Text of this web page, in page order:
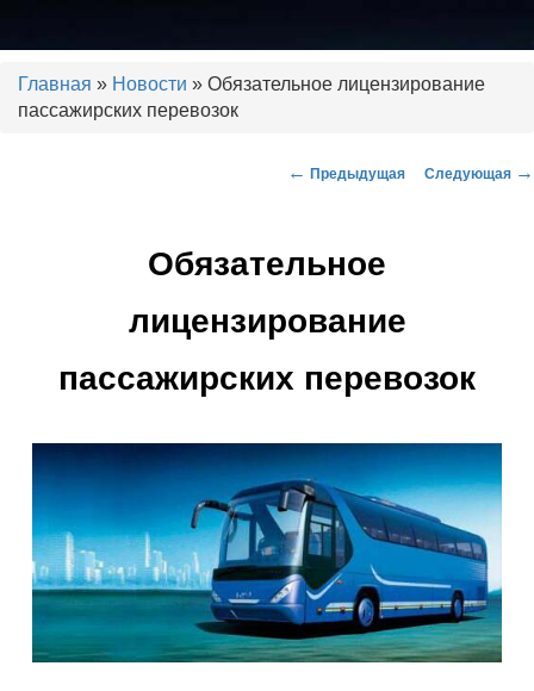
ГЛОНАСС, контроль топлива.
Главная » Новости » Обязательное лицензирование
пассажирских перевозок
← Предыдущая Следующая →
Обязательное
лицензирование
пассажирских перевозок